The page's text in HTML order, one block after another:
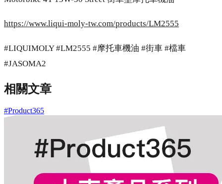
https://www.liqui-moly-tw.com/products/LM2555
#LIQUIMOLY #LM2555 #摩托車機油 #街車 #檔車
#JASOMA2
相關文章
#Product365